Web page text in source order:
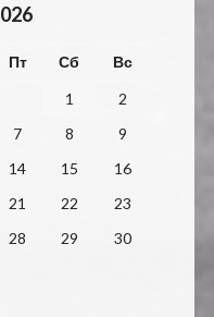
Пт Сб Вс
1
2
7 8
9
14 15
16
21 22
23
28 29
30